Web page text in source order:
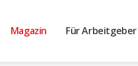
Magazin Für Arbeitgeber